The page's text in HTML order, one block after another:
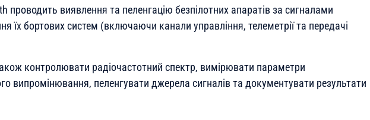
проводить виявлення та пеленгацію безпілотних апаратів за сигналами
їх бортових систем (включаючи канали управління, телеметрії та передачі
контролювати радіочастотний спектр, вимірювати параметри
випромінювання, пеленгувати джерела сигналів та документувати результати